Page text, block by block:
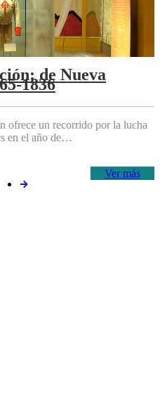
de Nueva
1836
ofrece un recorrido por la lucha
en el año de…
Ver más